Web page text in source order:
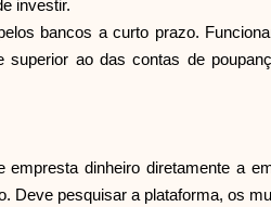
investir.
bancos a curto prazo.
ao das contas de
dinheiro diretamente a
pesquisar a plataforma, os